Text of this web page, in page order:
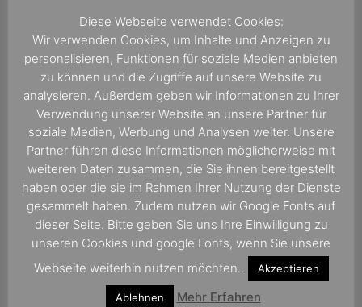
Wir freuen uns auf Ihre Empfehlung
Kreuzfahrtreisebüro Onboard Radio
golocal.de - das Portal zum
Bewerten, erleben und dabei sein.
Diese Webseite verwendet Cookies:
Wir verwenden Cookies, um Inhalte und Anzeigen zu
personalisieren, Funktionen für soziale Medien anbieten
zu können und die Zugriffe auf unsere Website zu
analysieren. Außerdem geben wir Informationen zu Ihrer
Verwendung unserer Website an unsere Partner für
soziale Medien, Werbung und Analysen weiter. Unsere
Partner führen diese Informationen möglicherweise mit
weiteren Daten zusammen, die Sie ihnen bereitgestellt
haben oder die sie im Rahmen Ihrer Nutzung der Dienste
gesammelt haben. Zudem nutzen wir Google Fonts auf
dieser Seite. Bitte geben Sie uns Ihre Einwilligung zu
unseren Cookies und google Fonts, wenn Sie unsere
Webseite weiterhin nutzen möchten..
Akzeptieren
Ablehnen Mehr Erfahren